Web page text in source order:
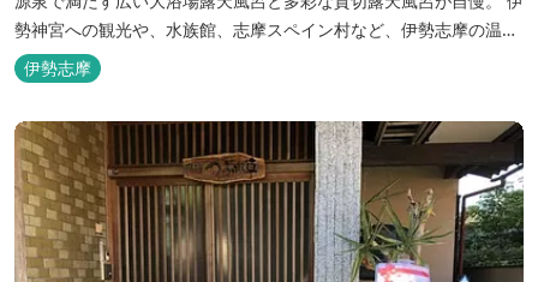
勢神宮への観光や、水族館、志摩スペイン村など、伊勢志摩の温泉
旅行に お料理は伊勢志摩ならではの味覚が四季折々の旅を彩りま
す。 ～大浴場「まろびね庵」～ 敷地内より湧出する二つの源泉
「珠光の湯」「和みの湯」が 至福の癒しへとお誘い致します。 す
がす...
伊勢志摩